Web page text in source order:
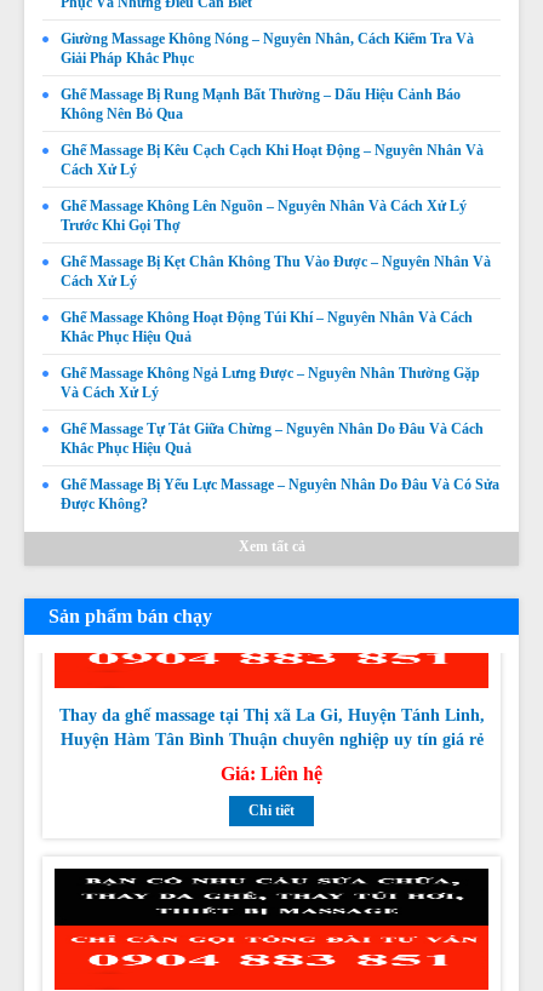
Giường Massage Không Nóng – Nguyên Nhân, Cách Kiểm Tra Và
Giải Pháp Khắc Phục
Ghế Massage Bị Rung Mạnh Bất Thường – Dấu Hiệu Cảnh Báo
Không Nên Bỏ Qua
Ghế Massage Bị Kêu Cạch Cạch Khi Hoạt Động – Nguyên Nhân Và
Cách Xử Lý
Ghế Massage Không Lên Nguồn – Nguyên Nhân Và Cách Xử Lý
Trước Khi Gọi Thợ
Ghế Massage Bị Kẹt Chân Không Thu Vào Được – Nguyên Nhân Và
Cách Xử Lý
Ghế Massage Không Hoạt Động Túi Khí – Nguyên Nhân Và Cách
Khắc Phục Hiệu Quả
Ghế Massage Không Ngả Lưng Được – Nguyên Nhân Thường Gặp
Và Cách Xử Lý
Ghế Massage Tự Tắt Giữa Chừng – Nguyên Nhân Do Đâu Và Cách
Khắc Phục Hiệu Quả
Ghế Massage Bị Yếu Lực Massage – Nguyên Nhân Do Đâu Và Có Sửa
Được Không?
Xem tất cả
Sản phẩm bán chạy
Ghế Massage Không Quét Body Được – Nguyên Nhân,
Dấu Hiệu Và Cách Khắc Phục
Chi tiết
Huyện Hàm Tân Bình Thuận chuyên nghiệp uy tín giá rẻ
nhất
Giá: Liên hệ
Chi tiết
Thay da ghế massage tại Huyện Đức Linh, Huyện Hàm
Thuận Nam Bình Bình Thuận chuyên nghiệp uy tín giá rẻ